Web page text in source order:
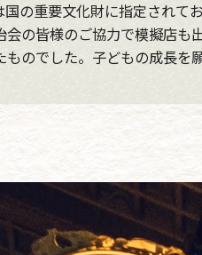
の重要文化財に指定されて
の皆様のご協力で模擬店も
ものでした。子どもの成長